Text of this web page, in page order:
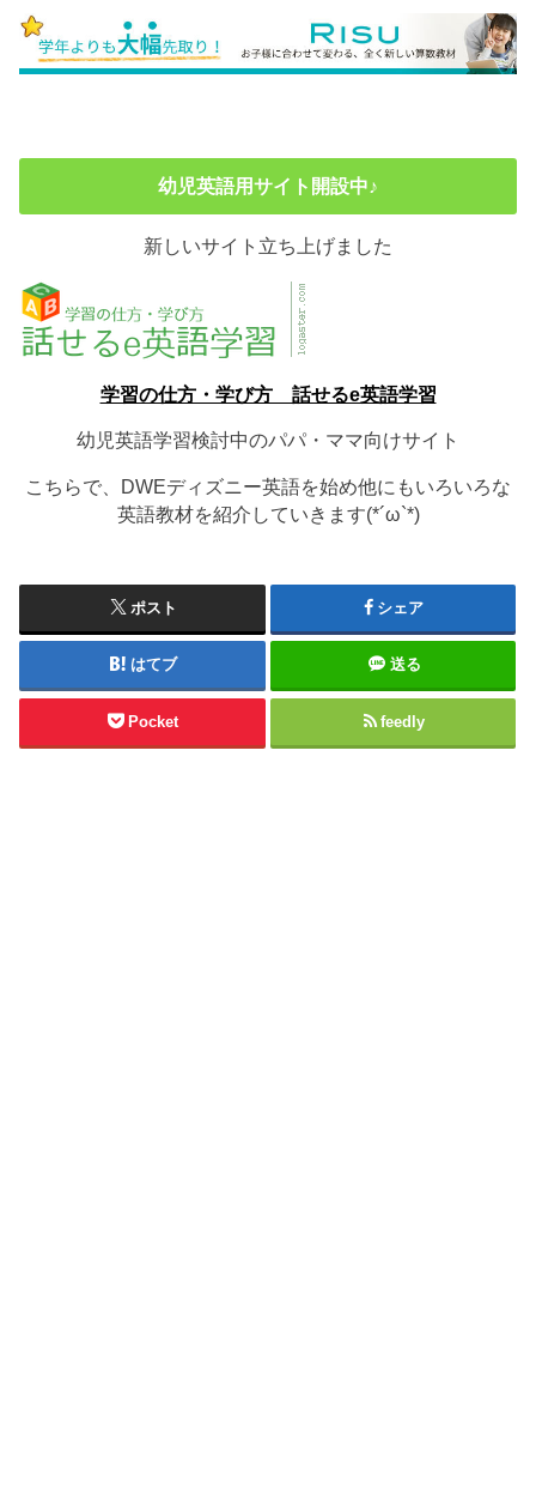
幼児英語用サイト開設中♪
新しいサイト立ち上げました
学習の仕方・学び方 話せるe英語学習
幼児英語学習検討中のパパ・ママ向けサイト
こちらで、DWEディズニー英語を始め他にもいろいろな
英語教材を紹介していきます(*´ω`*)
ポスト シェア
はてブ 送る
Pocket feedly